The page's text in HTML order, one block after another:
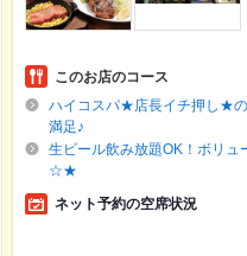
このお店のコース
ハイコスパ★店長イチ押し★
満足♪
生ビール飲み放題OK！ボリ
☆★
ネット予約の空席状況